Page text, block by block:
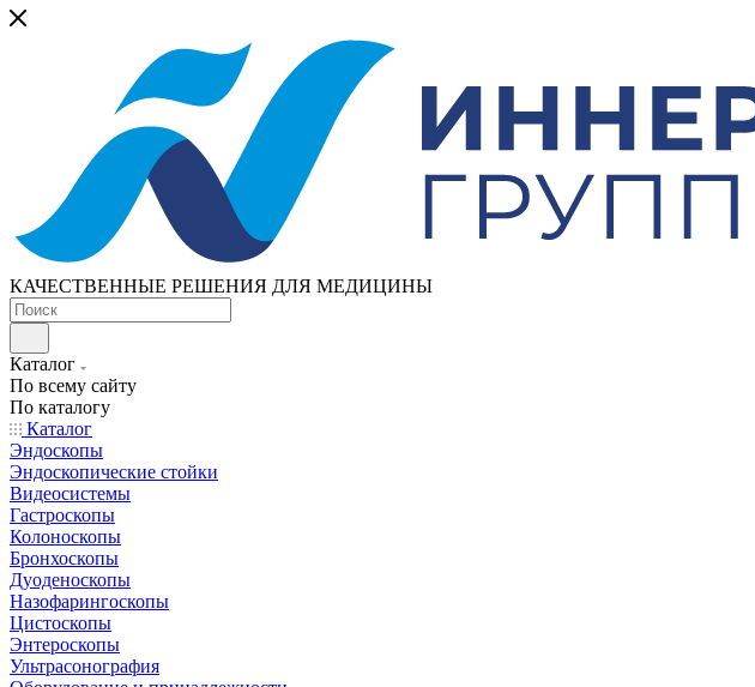
КАЧЕСТВЕННЫЕ РЕШЕНИЯ ДЛЯ МЕДИЦИНЫ
Каталог
По всему сайту
По каталогу
Каталог
Эндоскопы
Эндоскопические стойки
Видеосистемы
Гастроскопы
Колоноскопы
Бронхоскопы
Дуоденоскопы
Назофарингоскопы
Цистоскопы
Энтероскопы
Ультрасонография